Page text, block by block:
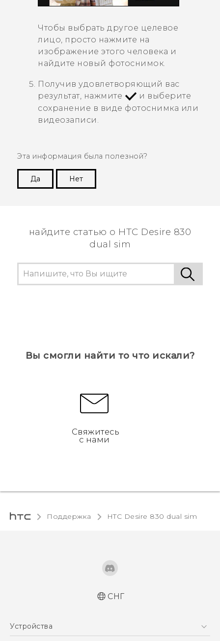
Чтобы выбрать другое целевое
лицо, просто нажмите на
изображение этого человека и
найдите новый фотоснимок.
Получив удовлетворяющий вас
результат, нажмите
и выберите
сохранение в виде фотоснимка или
видеозаписи.
Эта информация была полезной?
Да
Нет
найдите статью о HTC Desire 830
dual sim
Вы смогли найти то что искали?
Свяжитесь
с нами
Поддержка HTC Desire 830 dual sim‎
Русский - Руководство пользователя
СНГ
Устройства